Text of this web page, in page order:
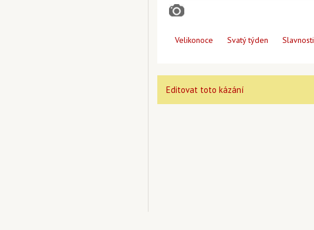
Velikonoce Svatý týden Slavnosti
Editovat toto kázání